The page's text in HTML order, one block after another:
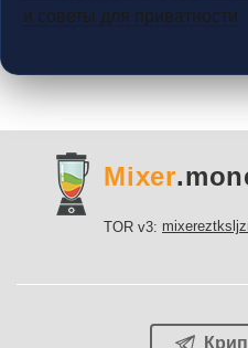
и советы для приватности
Mixer
TOR v3: